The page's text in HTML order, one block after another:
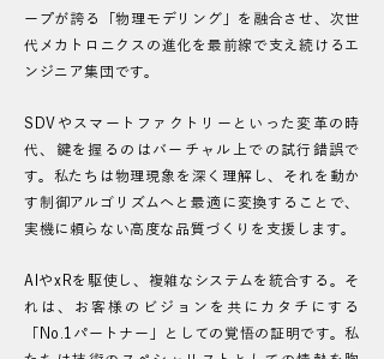
ープが誇る「物理モデリング」を融合させ、次世
代メカトロニクスの進化を最前線で支え続けるエ
ンジニア集団です。
SDVやスマートファクトリーといった変革の時
代、鍵を握るのはバーチャル上での試行錯誤で
す。私たちは物理現象を深く理解し、それを動か
す制御アルゴリズムへと最適に変換することで、
実機に頼らない高度な品質づくりを支援します。
AIやxRを駆使し、複雑なシステムを統合する。そ
れは、お客様のビジョンを共にカタチにする
「No.1パートナー」としての覚悟の証明です。私